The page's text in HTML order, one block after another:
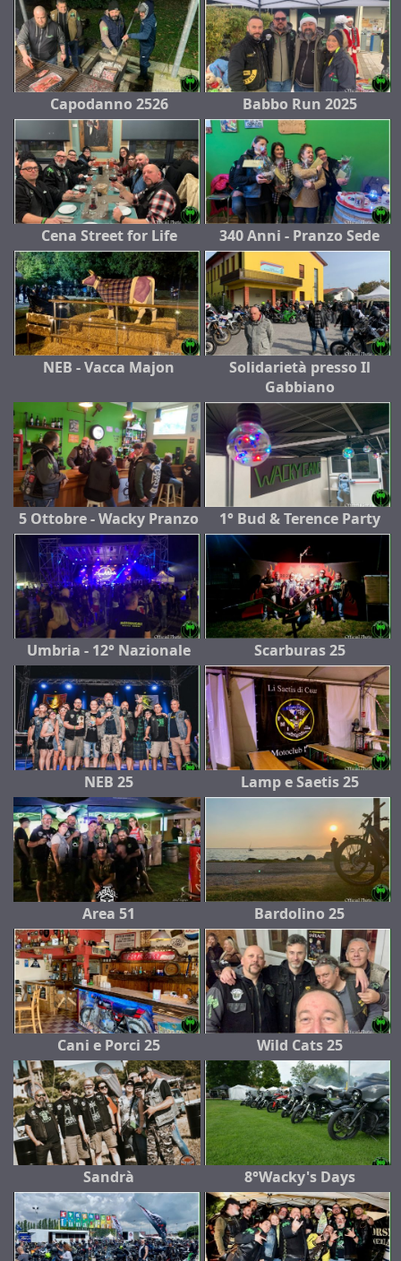
Capodanno 2526 Babbo Run 2025
Cena Street for Life 340 Anni - Pranzo Sede
NEB - Vacca Majon
Solidarietà presso Il
Gabbiano
5 Ottobre - Wacky Pranzo 1° Bud & Terence Party
Umbria - 12° Nazionale Scarburas 25
NEB 25 Lamp e Saetis 25
Area 51 Bardolino 25
Cani e Porci 25 Wild Cats 25
Sandrà 8°Wacky's Days